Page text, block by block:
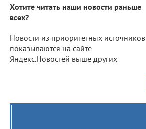
Хотите читать наши новости раньше
всех?
Новости из приоритетных источников
показываются на сайте
Яндекс.Новостей выше других